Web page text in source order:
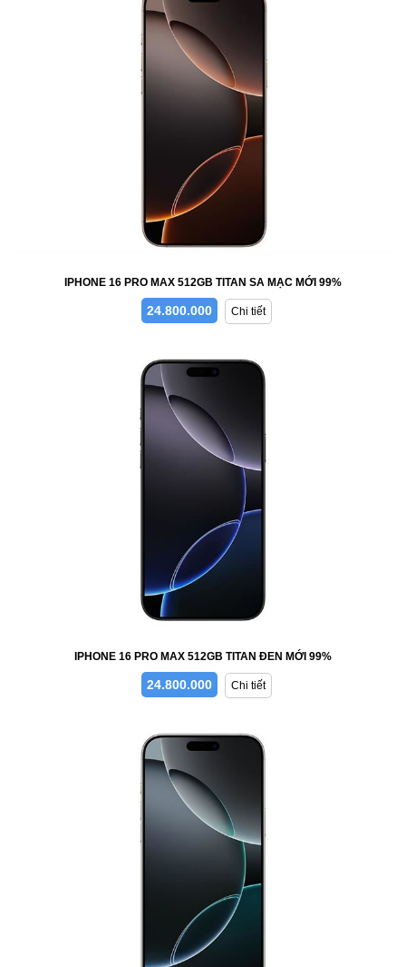
IPHONE 16 PRO MAX 512GB TITAN SA MẠC MỚI 99%
24.800.000 Chi tiết
IPHONE 16 PRO MAX 512GB TITAN ĐEN MỚI 99%
24.800.000 Chi tiết